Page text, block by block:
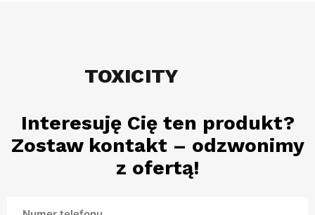
TOXICITY
Interesuję Cię ten produkt?
Zostaw kontakt – odzwonimy
z ofertą!